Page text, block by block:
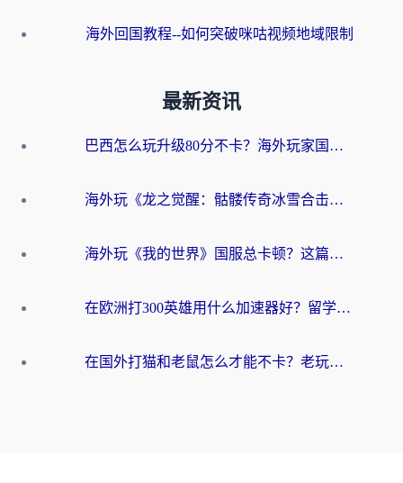
海外回国教程--如何突破咪咕视频地域限制
最新资讯
巴西怎么玩升级80分不卡？海外玩家国服游戏加速器终极指南（附避坑技巧）
海外玩《龙之觉醒：骷髅传奇冰雪合击》延迟高？这篇指南帮你解决卡顿烦恼！
海外玩《我的世界》国服总卡顿？这篇我的世界游戏加速器指南帮你解决所有问题
在欧洲打300英雄用什么加速器好？留学生亲测有效的解决方案来了
在国外打猫和老鼠怎么才能不卡？老玩家亲测的终极加速指南